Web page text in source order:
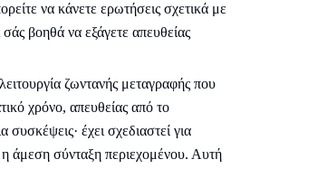
να κάνετε ερωτήσεις σχετικά με
βοηθά να εξάγετε απευθείας
ζωντανής μεταγραφής που
χρόνο, απευθείας από το
έχει σχεδιαστεί για
άμεση σύνταξη περιεχομένου. Αυτή